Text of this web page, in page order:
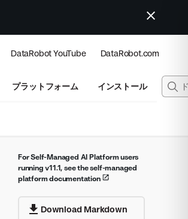
DataRobot YouTube DataRobot.com
プラットフォーム インストール
For Self-Managed AI Platform users
running v11.1, see the self-managed
platform documentation
Download Markdown